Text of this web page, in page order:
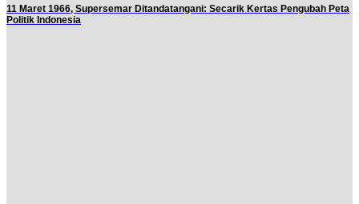
11 Maret 1966, Supersemar Ditandatangani: Secarik Kertas Pengubah Peta
Politik Indonesia